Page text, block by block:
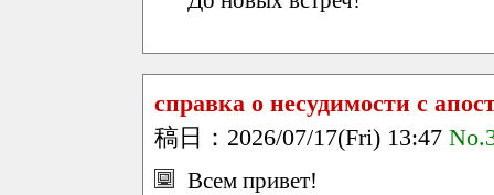
справка о несудимости с
稿日：2026/07/17(Fri) 13:47
Всем привет!